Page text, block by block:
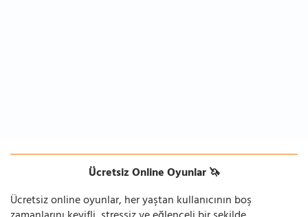
Ücretsiz Online Oyunlar 🦄
Ücretsiz online oyunlar, her yaştan kullanıcının boş